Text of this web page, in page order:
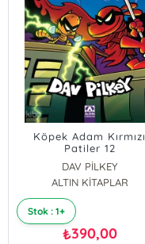
Köpek Adam Kırmızı
Patiler 12
DAV PİLKEY
ALTIN KİTAPLAR
Stok : 1+
₺390,00